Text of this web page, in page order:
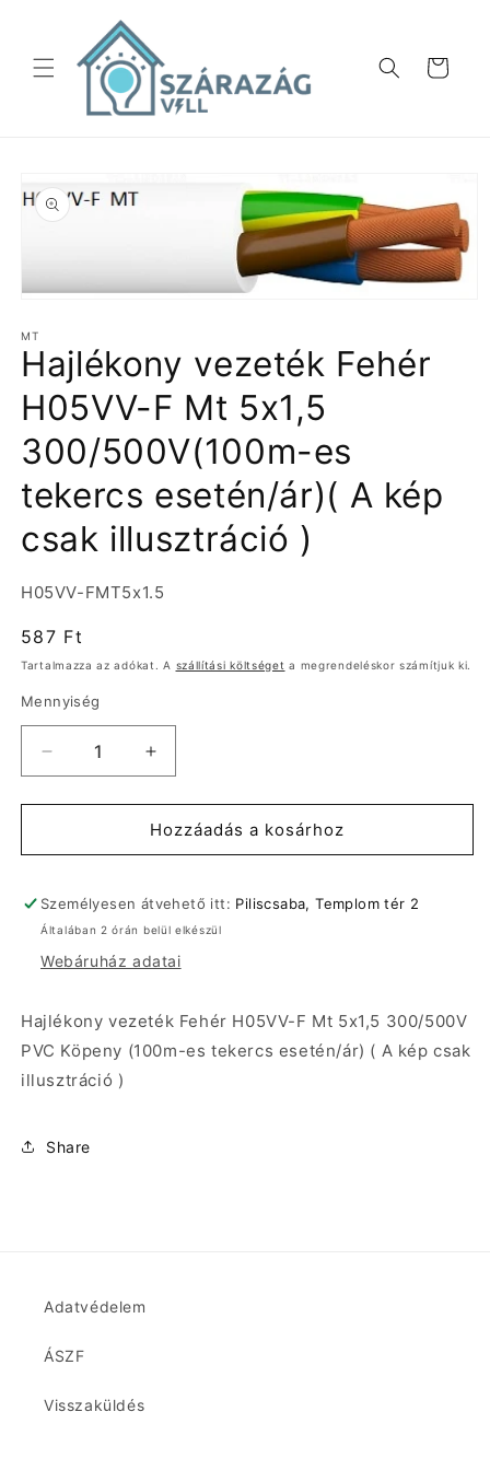
tartalomhoz
Kosár
a
megnyitása
a
modális
párbeszédpanelen
MT
Hajlékony vezeték Fehér
H05VV-F Mt 5x1,5
300/500V(100m-es
tekercs esetén/ár)( A kép
csak illusztráció )
Termékváltozat:
H05VV-FMT5x1.5
Normál
ár
587 Ft
Tartalmazza az adókat. A szállítási költséget a megrendeléskor számítjuk ki.
Mennyiség
Hajlékony
vezeték
Fehér
F
5x1,5
300/500V(100m-
tekercs
ár)
(
A
kép
)
Hajlékony
vezeték
Fehér
H05VV-
F
5x1,5
300/500V(100m-
tekercs
ár)
A
Hozzáadás a kosárhoz
Személyesen átvehető itt: Piliscsaba, Templom tér 2
Általában 2 órán belül elkészül
Webáruház adatai
Hajlékony vezeték Fehér H05VV-F Mt 5x1,5 300/500V
PVC Köpeny (100m-es tekercs esetén/ár) ( A kép csak
illusztráció )
Share
Adatvédelem
ÁSZF
Visszaküldés